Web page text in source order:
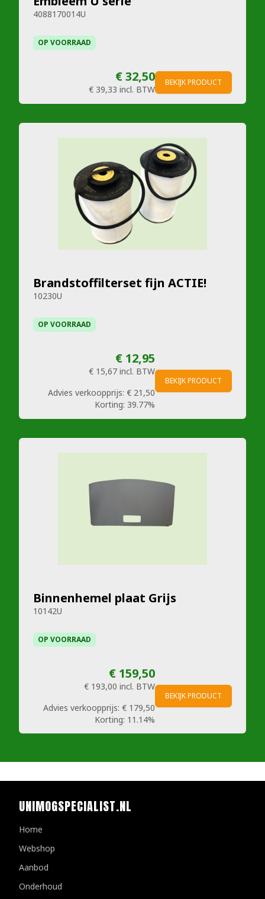
4088170014U
OP VOORRAAD
€ 32,50
€ 39,33 incl. BTW
BEKIJK PRODUCT
Brandstoffilterset fijn ACTIE!
10230U
OP VOORRAAD
€ 12,95
€ 15,67 incl. BTW
Advies verkoopprijs: € 21,50
Korting: 39.77%
BEKIJK PRODUCT
Binnenhemel plaat Grijs
10142U
OP VOORRAAD
€ 159,50
€ 193,00 incl. BTW
Advies verkoopprijs: € 179,50
Korting: 11.14%
BEKIJK PRODUCT
UNIMOGSPECIALIST.NL
Home
Webshop
Aanbod
Onderhoud